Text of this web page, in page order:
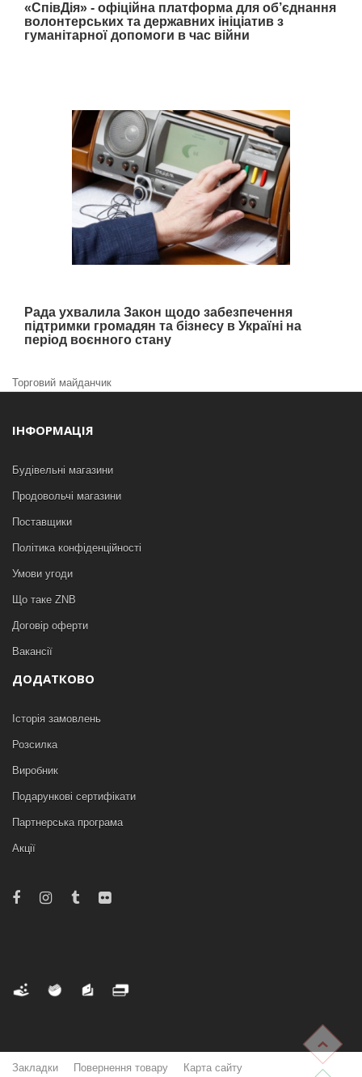
«СпівДія» - офіційна платформа для об’єднання
волонтерських та державних ініціатив з
гуманітарної допомоги в час війни
Рада ухвалила Закон щодо забезпечення
підтримки громадян та бізнесу в Україні на
період воєнного стану
Торговий майданчик
ІНФОРМАЦІЯ
Будівельні магазини
Продовольчі магазини
Поставщики
Політика конфіденційності
Умови угоди
Що таке ZNB
Договір оферти
Вакансії
ДОДАТКОВО
Історія замовлень
Розсилка
Виробник
Подарункові сертифікати
Партнерська програма
Акції
Закладки Повернення товару Карта сайту